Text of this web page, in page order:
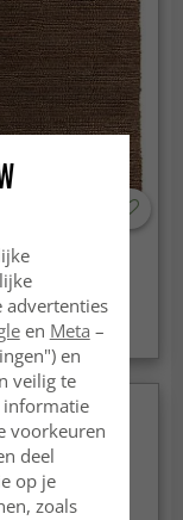
- Pali
132.99 €
advertenties
en Meta –
en
veilig te
informatie
voorkeuren
deel
op je
zoals